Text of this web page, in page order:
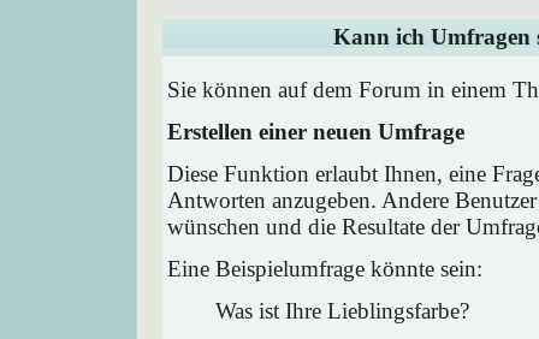
Kann ich Umfragen
Sie können auf dem Forum in einem
Erstellen einer neuen Umfrage
Diese Funktion erlaubt Ihnen, eine
Antworten anzugeben. Andere
wünschen und die Resultate der
Eine Beispielumfrage könnte sein:
Was ist Ihre Lieblingsfarbe?